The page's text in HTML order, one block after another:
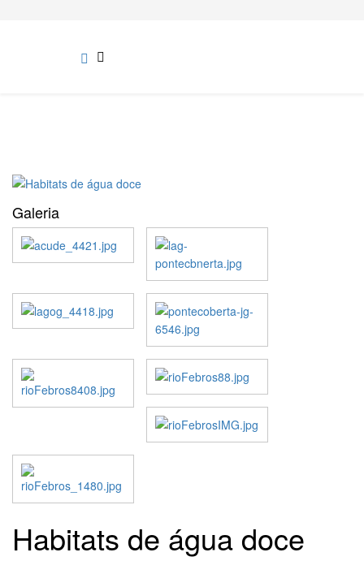
Galeria
Habitats de água doce